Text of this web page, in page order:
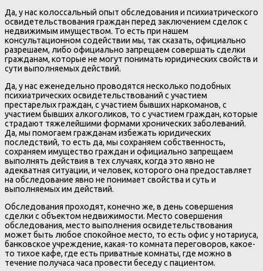
Да, у нас колоссальный опыт обследования и психиатрического
освидетельствования граждан перед заключением сделок с
недвижимым имуществом. То есть при нашем
консультационном содействии мы, так сказать, официально
разрешаем, либо официально запрещаем совершать сделки
гражданам, которые не могут понимать юридических свойств и
сути выполняемых действий.
Да, у нас еженедельно проводятся несколько подобных
психиатрических освидетельствований с участием
престарелых граждан, с участием бывших наркоманов, с
участием бывших алкоголиков, то с участием граждан, которые
страдают тяжелейшими формами хронических заболеваний.
Да, мы помогаем гражданам избежать юридических
последствий, то есть да, мы сохраняем собственность,
сохраняем имущество граждан и официально запрещаем
выполнять действия в тех случаях, когда это явно не
адекватная ситуации, и человек, которого она предоставляет
на обследование явно не понимает свойства и суть и
выполняемых им действий.
Обследования проходят, конечно же, в день совершения
сделки с объектом недвижимости. Место совершения
обследования, место выполнения освидетельствования
может быть любое спокойное место, то есть офис у нотариуса,
банковское учреждение, какая-то комната переговоров, какое-
то тихое кафе, где есть приватные комнаты, где можно в
течение получаса часа провести беседу с пациентом.